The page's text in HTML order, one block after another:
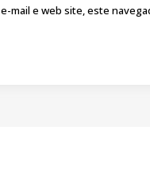
mail e web site, este